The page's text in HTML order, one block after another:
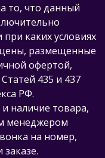
то, что данный
каких условиях
размещенные
офертой,
435 и 437
РФ.
наличие товара,
менеджером
на номер,